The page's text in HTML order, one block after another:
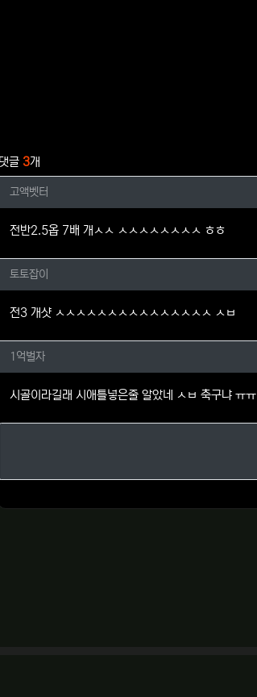
댓글 3개
고액벳터님의 댓글
고액벳터
전반2.5옵 7배 개ㅅㅅ ㅅㅅㅅㅅㅅㅅㅅㅅ ㅎㅎ
토토잡이님의 댓글
토토잡이
전3 개샷 ㅅㅅㅅㅅㅅㅅㅅㅅㅅㅅㅅㅅㅅㅅㅅ ㅅㅂ
1억벌자님의 댓글
1억벌자
시골이라길래 시애틀넣은줄 알았네 ㅅㅂ 축구냐 ㅠㅠ